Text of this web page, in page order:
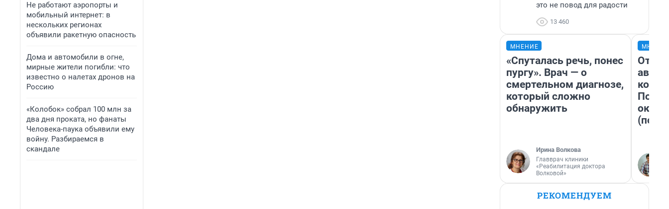
Не работают аэропорты и
мобильный интернет: в
нескольких регионах
объявили ракетную опасность
Дома и автомобили в огне,
мирные жители погибли: что
известно о налетах дронов на
Россию
«Колобок» собрал 100 млн за
два дня проката, но фанаты
Человека-паука объявили ему
войну. Разбираемся в
скандале
это не повод для радости
13 460
МНЕНИЕ
«Спуталась речь, понес
пургу». Врач — о
смертельном диагнозе,
который сложно
обнаружить
Ирина Волкова
Главврач клиники
«Реабилитация доктора
Волковой»
От
РЕКОМЕНДУЕМ